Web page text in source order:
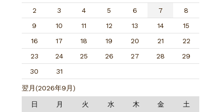
2
3 4 5 6 7
8
9
10 11 12 13 14
15
16
17 18 19 20 21
22
23
24 25 26 27 28
29
30
31
翌月(2026年9月)
日 月 火 水 木 金 土